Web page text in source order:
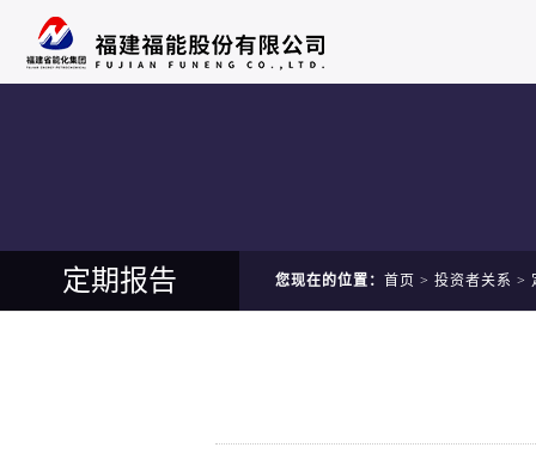
定期报告 您现在的位置： 首页 > 投资者关系 >